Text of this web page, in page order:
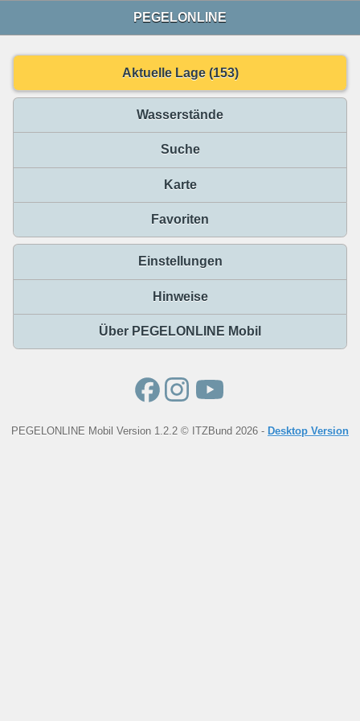
PEGELONLINE
Aktuelle Lage (153)
Wasserstände
Suche
Karte
Favoriten
Einstellungen
Hinweise
Über PEGELONLINE Mobil
PEGELONLINE Mobil Version 1.2.2 © ITZBund 2026 - Desktop Version